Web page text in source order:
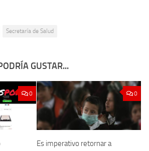
Secretaría de Salud
GUSTAR...
0 0
Es imperativo retornar a